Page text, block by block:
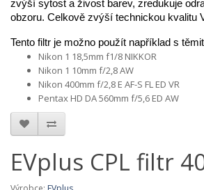
zvýší sytost a živost barev, zredukuje
obzoru. Celkově zvýší technickou kvalitu
Tento filtr je možno použít například s
Nikon 1 18,5mm f1/8 NIKKOR
Nikon 1 10mm f/2,8 AW
Nikon 400mm f/2,8 E AF-S FL ED VR
Pentax HD DA 560mm f/5,6 ED AW
EVplus CPL filtr